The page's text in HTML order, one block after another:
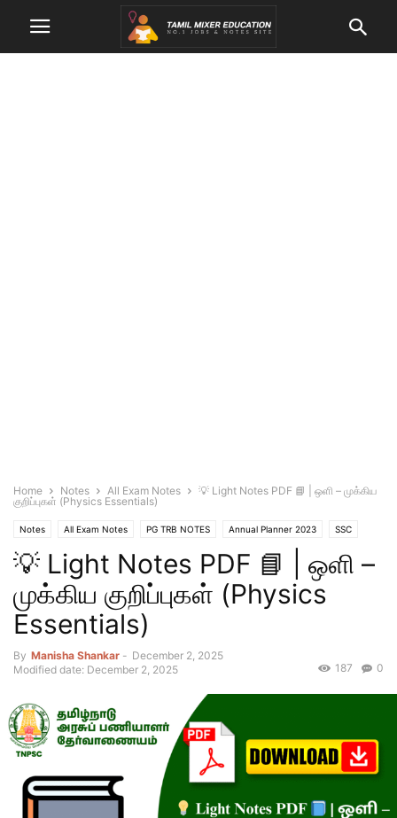
Home Notes All Exam Notes
💡 Light Notes PDF 📘 | ஒளி – முக்கிய
குறிப்புகள் (Physics Essentials)
Notes All Exam Notes PG TRB NOTES Annual Planner 2023 SSC
TNPSC NOTES TNUSRB
💡 Light Notes PDF 📘 | ஒளி –
முக்கிய குறிப்புகள் (Physics
Essentials)
By Manisha Shankar - December 2, 2025
Modified date: December 2, 2025
0
187